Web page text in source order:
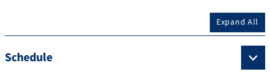
Expand All
Schedule